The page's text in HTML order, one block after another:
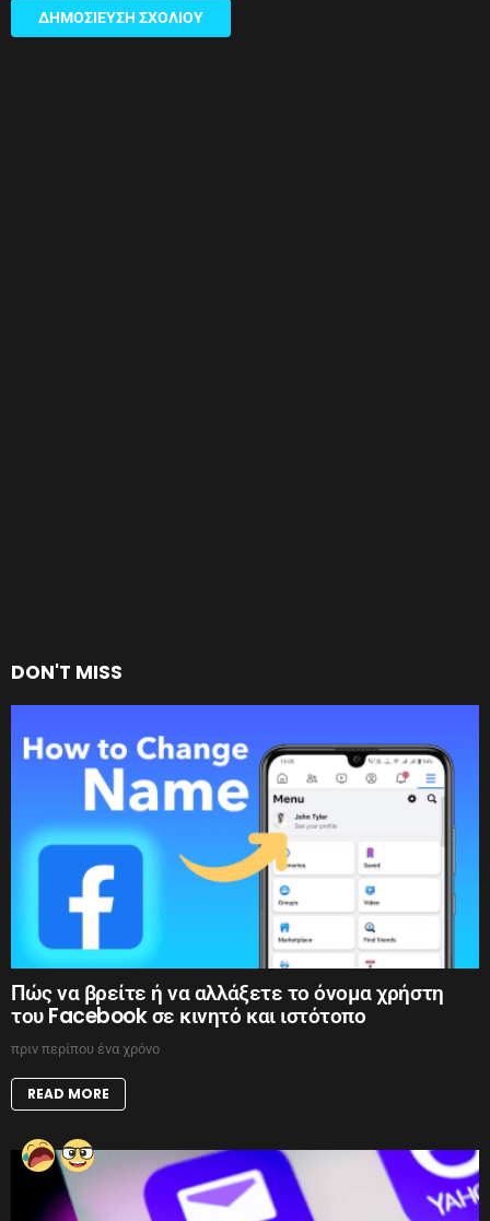
DON'T MISS
Πώς να βρείτε ή να αλλάξετε το όνομα χρήστη
του Facebook σε κινητό και ιστότοπο
πριν περίπου ένα χρόνο
READ MORE